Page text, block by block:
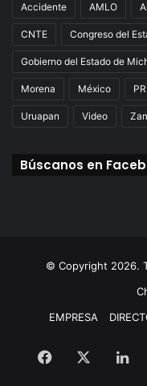
Accidente AMLO
CNTE Congreso del
Gobierno del Estado de
Morena México
Uruapan Video
Búscanos en
© Copyright 2026.
EMPRESA
Facebook